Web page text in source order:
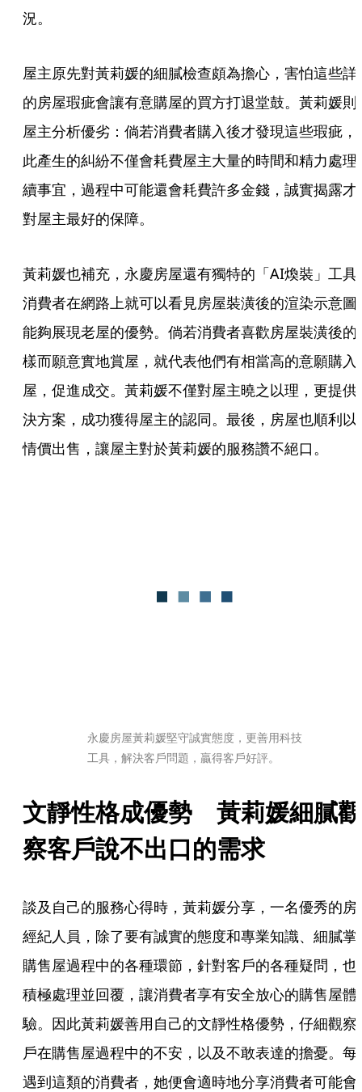
況。
屋主原先對黃莉媛的細膩檢查頗為擔心，害怕這些詳
的房屋瑕疵會讓有意購屋的買方打退堂鼓。黃莉媛則
屋主分析優劣：倘若消費者購入後才發現這些瑕疵，
此產生的糾紛不僅會耗費屋主大量的時間和精力處理
續事宜，過程中可能還會耗費許多金錢，誠實揭露才
對屋主最好的保障。
黃莉媛也補充，永慶房屋還有獨特的「AI煥裝」工具
消費者在網路上就可以看見房屋裝潢後的渲染示意圖
能夠展現老屋的優勢。倘若消費者喜歡房屋裝潢後的
樣而願意實地賞屋，就代表他們有相當高的意願購入
屋，促進成交。黃莉媛不僅對屋主曉之以理，更提供
決方案，成功獲得屋主的認同。最後，房屋也順利以
情價出售，讓屋主對於黃莉媛的服務讚不絕口。
永慶房屋黃莉媛堅守誠實態度，更善用科技
工具，解決客戶問題，贏得客戶好評。
文靜性格成優勢　黃莉媛細膩觀
察客戶說不出口的需求
談及自己的服務心得時，黃莉媛分享，一名優秀的房
經紀人員，除了要有誠實的態度和專業知識、細膩掌
購售屋過程中的各種環節，針對客戶的各種疑問，也
積極處理並回覆，讓消費者享有安全放心的購售屋體
驗。因此黃莉媛善用自己的文靜性格優勢，仔細觀察
戶在購售屋過程中的不安，以及不敢表達的擔憂。每
遇到這類的消費者，她便會適時地分享消費者可能會